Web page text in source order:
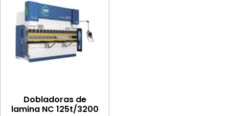
Dobladoras de
lamina NC 125t/3200